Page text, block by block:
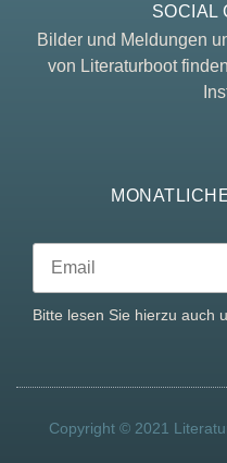
SOCIAL
Bilder und Meldungen
von Literaturboot
Bitte lesen Sie hierzu auch
Copyright © 2021